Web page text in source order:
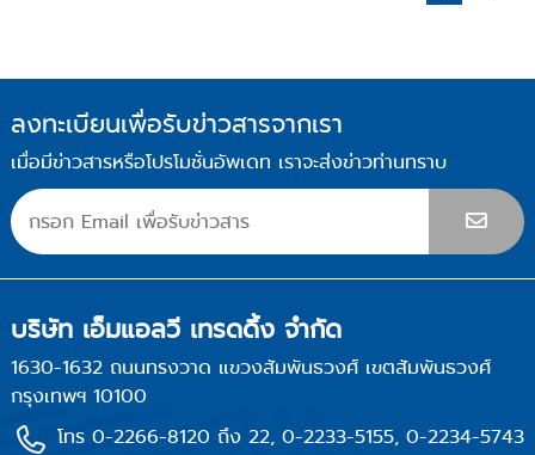
ลงทะเบียนเพื่อรับข่าวสารจากเรา
เมื่อมีข่าวสารหรือโปรโมชั่นอัพเดท เราจะส่งข่าวท่านทราบ
บริษัท เอ็มแอลวี เทรดดิ้ง จำกัด
1630-1632 ถนนทรงวาด แขวงสัมพันธวงศ์ เขตสัมพันธวงศ์
กรุงเทพฯ 10100
โทร 0-2266-8120 ถึง 22, 0-2233-5155, 0-2234-5743